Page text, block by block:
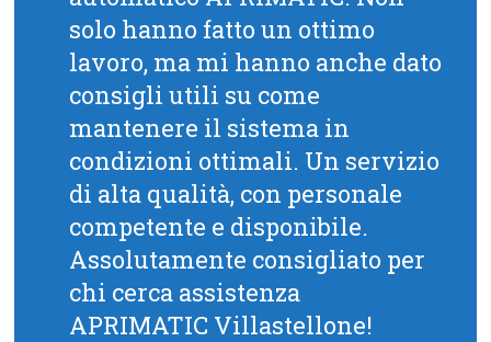
solo hanno fatto un ottimo
lavoro, ma mi hanno anche dato
consigli utili su come
mantenere il sistema in
condizioni ottimali. Un servizio
di alta qualità, con personale
competente e disponibile.
Assolutamente consigliato per
chi cerca assistenza
APRIMATIC Villastellone!